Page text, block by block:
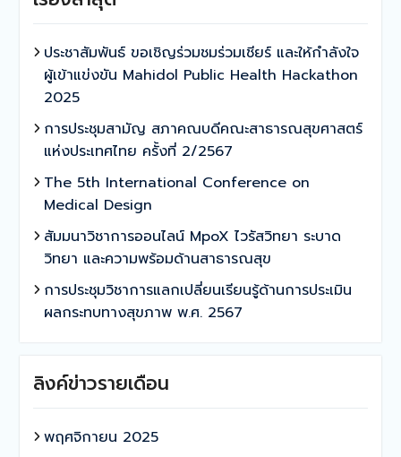
ประชาสัมพันธ์ ขอเชิญร่วมชมร่วมเชียร์ และให้กำลังใจ
ผู้เข้าแข่งขัน Mahidol Public Health Hackathon
2025
การประชุมสามัญ สภาคณบดีคณะสาธารณสุขศาสตร์
แห่งประเทศไทย ครั้งที่ 2/2567
The 5th International Conference on
Medical Design
สัมมนาวิชาการออนไลน์ MpoX ไวรัสวิทยา ระบาด
วิทยา และความพร้อมด้านสาธารณสุข
การประชุมวิชาการแลกเปลี่ยนเรียนรู้ด้านการประเมิน
ผลกระทบทางสุขภาพ พ.ศ. 2567
ลิงค์ข่าวรายเดือน
พฤศจิกายน 2025